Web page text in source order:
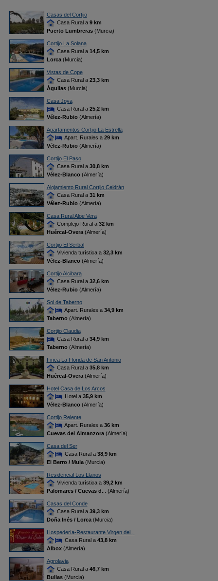
Casas del Cortijo
Casa Rural a 9 km
Puerto Lumbreras(Murcia)
Cortijo La Solana
Casa Rural a 14,5 km
Lorca(Murcia)
Vistas de Cope
Casa Rural a 23,3 km
Águilas(Murcia)
Casa Joya
Casa Rural a 25,2 km
Vélez-Rubio(Almería)
Apartamentos Cortijo La Estrella
Apart. Rurales a 29 km
Vélez-Rubio(Almería)
Cortijo El Paso
Casa Rural a 30,8 km
Vélez-Blanco(Almería)
Alojamiento Rural Cortijo Celdrán
Casa Rural a 31 km
Vélez-Rubio(Almería)
Casa Rural Aloe Vera
Complejo Rural a 32 km
Huércal-Overa(Almería)
Cortijo El Serbal
Vivienda turística a 32,3 km
Vélez-Blanco(Almería)
Cortijo Alcibara
Casa Rural a 32,6 km
Vélez-Rubio(Almería)
Sol de Taberno
Apart. Rurales a 34,9 km
Taberno(Almería)
Cortijo Claudia
Casa Rural a 34,9 km
Taberno(Almería)
Finca La Florida de San Antonio
Casa Rural a 35,8 km
Huércal-Overa(Almería)
Hotel Casa de Los Arcos
Hotel a 35,9 km
Vélez-Blanco(Almería)
Cortijo Relente
Apart. Rurales a 36 km
Cuevas del Almanzora(Almería)
Casa del Ser
Casa Rural a 38,9 km
El Berro / Mula(Murcia)
Residencial Los Llanos
Vivienda turística a 39,2 km
Palomares / Cuevas d ... (Almería)
Casas del Conde
Casa Rural a 39,3 km
Doña Inés / Lorca(Murcia)
Hospedería-Restaurante Virgen del...
Casa Rural a 43,8 km
Albox(Almería)
Agrolavia
Casa Rural a 46,7 km
Bullas(Murcia)